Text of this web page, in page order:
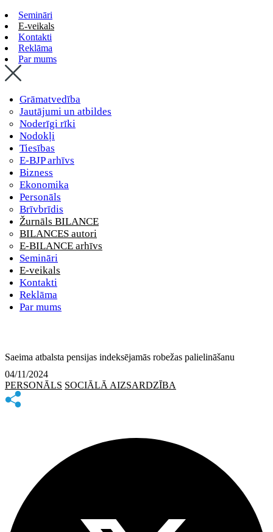
Semināri
E-veikals
Kontakti
Reklāma
Par mums
Grāmatvedība
Jautājumi un atbildes
Noderīgi rīki
Nodokļi
Tiesības
E-BJP arhīvs
Bizness
Ekonomika
Personāls
Brīvbrīdis
Žurnāls BILANCE
BILANCES autori
E-BILANCE arhīvs
Semināri
E-veikals
Kontakti
Reklāma
Par mums
Saeima atbalsta pensijas indeksējamās robežas palielināšanu
04/11/2024
PERSONĀLS SOCIĀLĀ AIZSARDZĪBA